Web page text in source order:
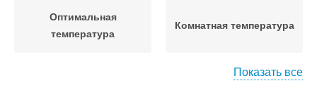
Оптимальная
температура
Комнатная температура
Показать все